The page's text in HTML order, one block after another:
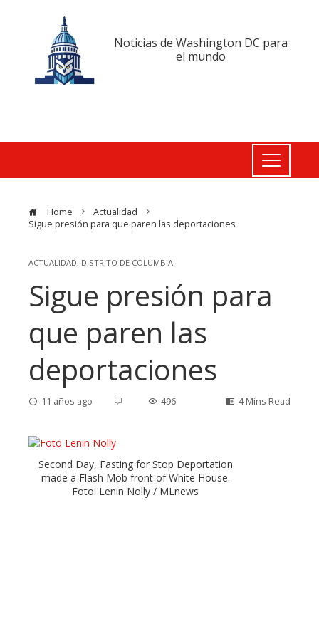
Noticias de Washington DC para
el mundo
Home
Actualidad
Sigue presión para que paren las deportaciones
ACTUALIDAD, DISTRITO DE COLUMBIA
Sigue presión para
que paren las
deportaciones
11 años ago 496 4 Mins Read
Second Day, Fasting for Stop Deportation
made a Flash Mob front of White House.
Foto: Lenin Nolly / MLnews